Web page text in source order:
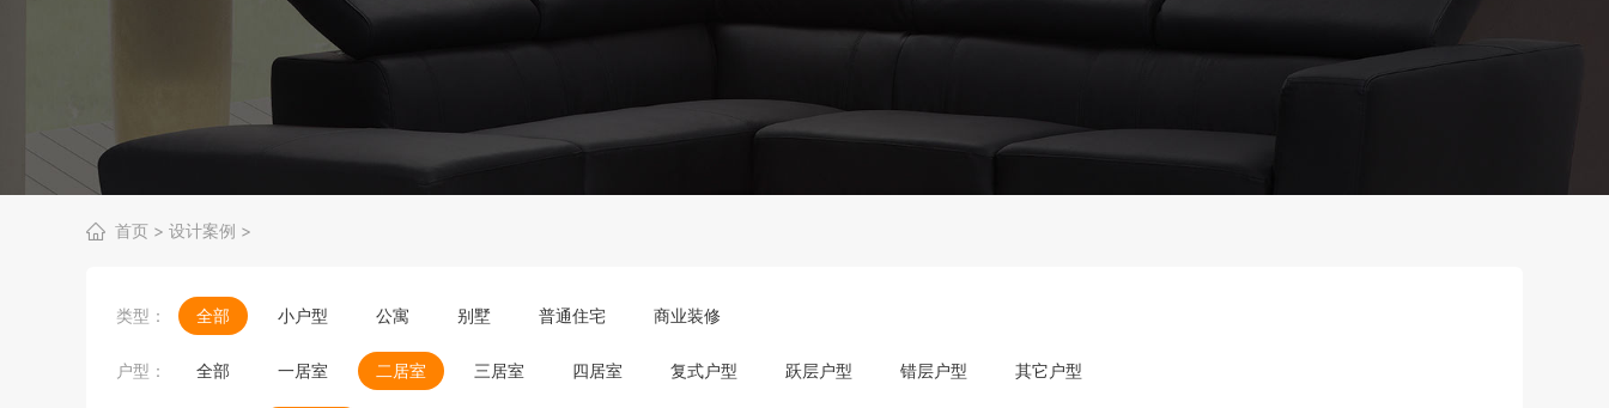
首页 > 设计案例 >
类型： 全部 小户型 公寓 别墅 普通住宅 商业装修
户型： 全部 一居室 二居室 三居室 四居室 复式户型 跃层户型 错层户型 其它户型